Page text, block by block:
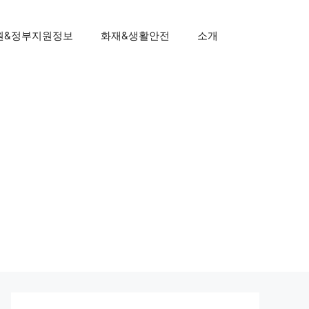
&정부지원정보 화재&생활안전 소개